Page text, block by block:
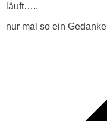
läuft…..
nur mal so ein Gedanke